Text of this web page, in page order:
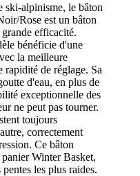
ski-alpinisme, le bâton
Rose est un bâton
efficacité.
bénéficie d'une
la meilleure
rapidité de réglage. Sa
d'eau, en plus de
exceptionnelle des
ne peut pas tourner.
toujours
correctement
Ce bâton
Winter Basket,
les plus raides.